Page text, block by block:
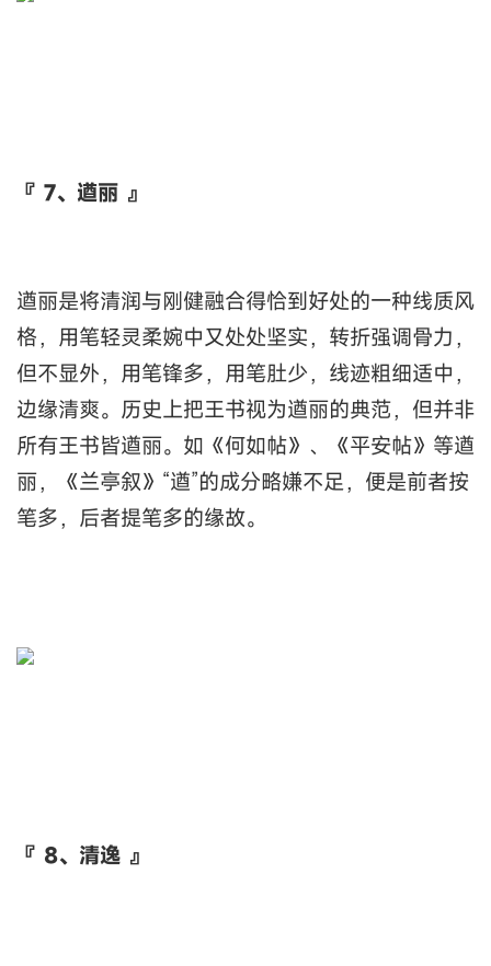
『 7、遒丽 』
遒丽是将清润与刚健融合得恰到好处的一种线质风
格，用笔轻灵柔婉中又处处坚实，转折强调骨力，
但不显外，用笔锋多，用笔肚少，线迹粗细适中，
边缘清爽。历史上把王书视为遒丽的典范，但并非
所有王书皆遒丽。如《何如帖》、《平安帖》等遒
丽，《兰亭叙》“遒”的成分略嫌不足，便是前者按
笔多，后者提笔多的缘故。
『 8、清逸 』